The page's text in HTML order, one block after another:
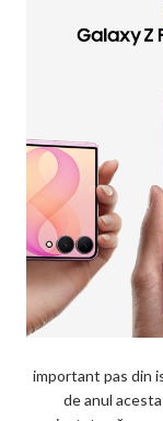
important pas din
de anul